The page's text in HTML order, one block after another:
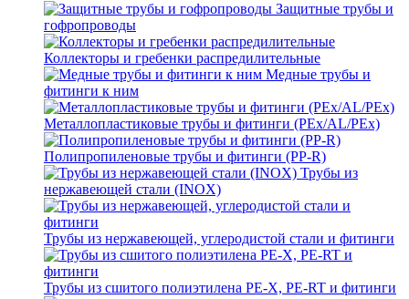
Защитные трубы и
гофропроводы
Коллекторы и гребенки распредилительные
Медные трубы и
фитинги к ним
Металлопластиковые трубы и фитинги (PEx/AL/PEx)
Полипропиленовые трубы и фитинги (PP-R)
Трубы из
нержавеющей стали (INOX)
Трубы из нержавеющей, углеродистой стали и фитинги
Трубы из сшитого полиэтилена PE-X, PE-RT и фитинги